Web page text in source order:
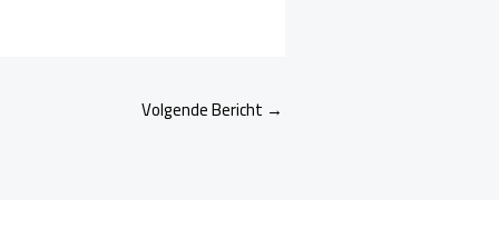
Volgende Bericht →